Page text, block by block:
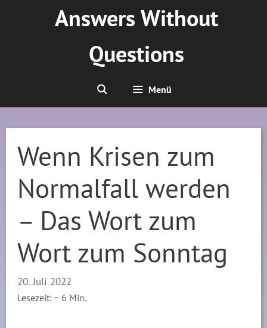
Answers Without
Questions
Menü
Wenn Krisen zum
Normalfall werden
– Das Wort zum
Wort zum Sonntag
20. Juli 2022
Lesezeit: ~ 6 Min.